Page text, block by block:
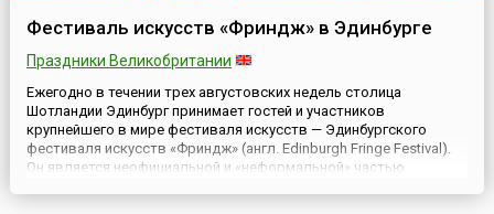
Фестиваль искусств «Фриндж» в Эдинбурге
Праздники Великобритании
Ежегодно в течении трех августовских недель столица
Шотландии Эдинбург принимает гостей и участников
крупнейшего в мире фестиваля искусств — Эдинбургского
фестиваля искусств «Фриндж» (англ. Edinburgh Fringe Festival).
Он является неофициальной и «неформальной» частью